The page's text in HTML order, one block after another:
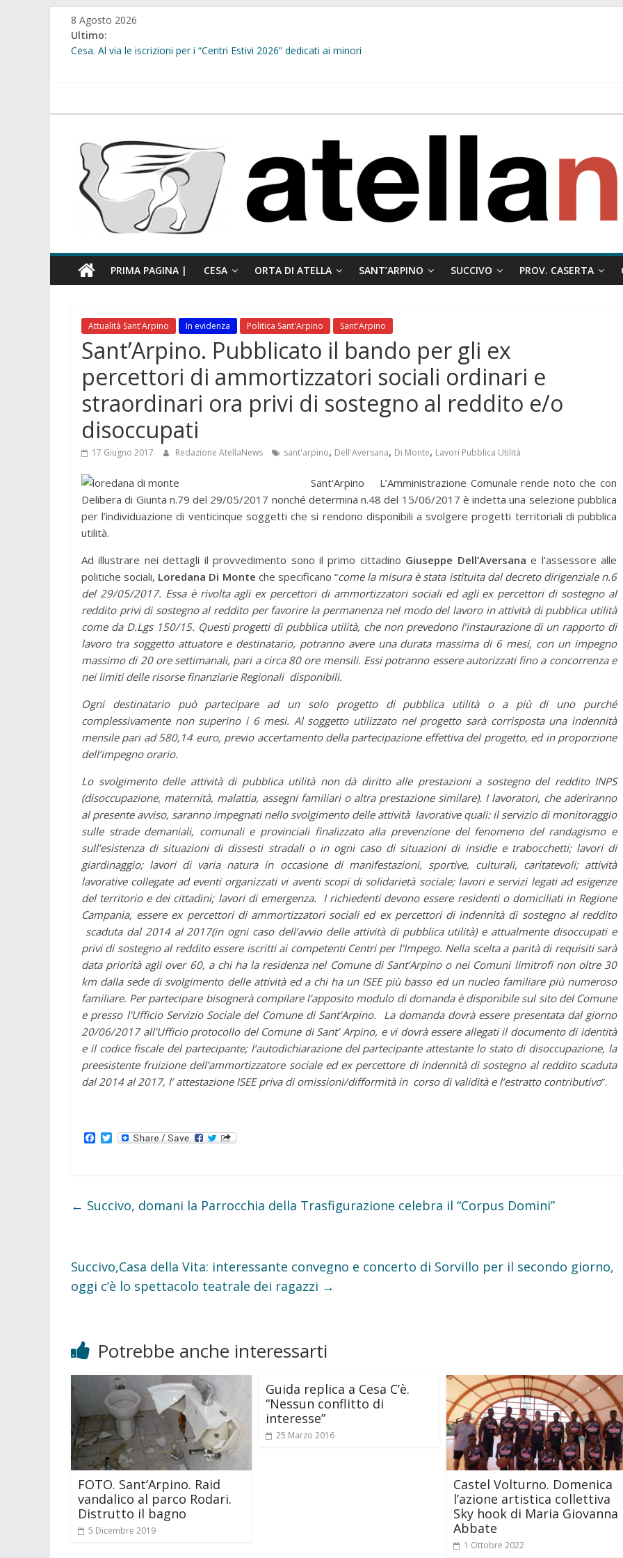
Salta
contenuto
8 Agosto 2026
Ultimo:
Cesa. Al via le iscrizioni per i “Centri Estivi 2026” dedicati ai minori
Sant’Arpino. Consiglio comunale del 29 luglio, il gruppo misto:”La verità dei fatti, le bugie hanno le gambe corte. Altro che
Sant’Arpino. Offese sessiste, la Maggioranza replica: “L’opposizione tocca il fondo: il gruppo misto si fa scudo dei
atellanews.it
PRIMA PAGINA | CESA ORTA DI ATELLA SANT’ARPINO SUCCIVO PROV. CASERTA
Attualità Sant'Arpino In evidenza Politica Sant'Arpino Sant'Arpino
Sant’Arpino. Pubblicato il bando per gli ex
percettori di ammortizzatori sociali ordinari e
straordinari ora privi di sostegno al reddito e/o
disoccupati
17 Giugno 2017 Redazione AtellaNews sant'arpino, Dell'Aversana, Di Monte, Lavori Pubblica Utilità
Sant'Arpino L’Amministrazione Comunale rende noto che con
Delibera di Giunta n.79 del 29/05/2017 nonché determina n.48 del 15/06/2017 è indetta una selezione pubblica
per l’individuazione di venticinque soggetti che si rendono disponibili a svolgere progetti territoriali di pubblica
utilità.
Ad illustrare nei dettagli il provvedimento sono il primo cittadino Giuseppe Dell’Aversana e l’assessore alle
politiche sociali, Loredana Di Monte che specificano “come la misura è stata istituita dal decreto dirigenziale n.6
del 29/05/2017. Essa è rivolta agli ex percettori di ammortizzatori sociali ed agli ex percettori di sostegno al
reddito privi di sostegno al reddito per favorire la permanenza nel modo del lavoro in attività di pubblica utilità
come da D.Lgs 150/15. Questi progetti di pubblica utilità, che non prevedono l’instaurazione di un rapporto di
lavoro tra soggetto attuatore e destinatario, potranno avere una durata massima di 6 mesi, con un impegno
massimo di 20 ore settimanali, pari a circa 80 ore mensili. Essi potranno essere autorizzati fino a concorrenza e
nei limiti delle risorse finanziarie Regionali disponibili.
Ogni destinatario può partecipare ad un solo progetto di pubblica utilità o a più di uno purché
complessivamente non superino i 6 mesi. Al soggetto utilizzato nel progetto sarà corrisposta una indennità
mensile pari ad 580,14 euro, previo accertamento della partecipazione effettiva del progetto, ed in proporzione
dell’impegno orario.
Lo svolgimento delle attività di pubblica utilità non dà diritto alle prestazioni a sostegno del reddito INPS
(disoccupazione, maternità, malattia, assegni familiari o altra prestazione similare). I lavoratori, che aderiranno
al presente avviso, saranno impegnati nello svolgimento delle attività lavorative quali: il servizio di monitoraggio
sulle strade demaniali, comunali e provinciali finalizzato alla prevenzione del fenomeno del randagismo e
sull’esistenza di situazioni di dissesti stradali o in ogni caso di situazioni di insidie e trabocchetti; lavori di
giardinaggio; lavori di varia natura in occasione di manifestazioni, sportive, culturali, caritatevoli; attività
lavorative collegate ad eventi organizzati vi aventi scopi di solidarietà sociale; lavori e servizi legati ad esigenze
del territorio e dei cittadini; lavori di emergenza. I richiedenti devono essere residenti o domiciliati in Regione
Campania, essere ex percettori di ammortizzatori sociali ed ex percettori di indennità di sostegno al reddito
scaduta dal 2014 al 2017(in ogni caso dell’avvio delle attività di pubblica utilità) e attualmente disoccupati e
privi di sostegno al reddito essere iscritti ai competenti Centri per l’Impego. Nella scelta a parità di requisiti sarà
data priorità agli over 60, a chi ha la residenza nel Comune di Sant’Arpino o nei Comuni limitrofi non oltre 30
km dalla sede di svolgimento delle attività ed a chi ha un ISEE più basso ed un nucleo familiare più numeroso
familiare. Per partecipare bisognerà compilare l’apposito modulo di domanda è disponibile sul sito del Comune
e presso l’Ufficio Servizio Sociale del Comune di Sant’Arpino. La domanda dovrà essere presentata dal giorno
20/06/2017 all’Ufficio protocollo del Comune di Sant’ Arpino, e vi dovrà essere allegati il documento di identità
e il codice fiscale del partecipante; l’autodichiarazione del partecipante attestante lo stato di disoccupazione, la
preesistente fruizione dell’ammortizzatore sociale ed ex percettore di indennità di sostegno al reddito scaduta
dal 2014 al 2017, l’ attestazione ISEE priva di omissioni/difformità in corso di validità e l’estratto contributivo”.
o
T
r
← Succivo, domani la Parrocchia della Trasfigurazione celebra il “Corpus Domini”
Succivo,Casa della Vita: interessante convegno e concerto di Sorvillo per il secondo giorno,
oggi c’è lo spettacolo teatrale dei ragazzi →
Potrebbe anche interessarti
FOTO. Sant’Arpino. Raid
vandalico al parco Rodari.
Distrutto il bagno
5 Dicembre 2019
Guida replica a Cesa C’è.
“Nessun conflitto di
interesse”
25 Marzo 2016
Castel Volturno. Domenica
l’azione artistica collettiva
Sky hook di Maria Giovanna
Abbate
1 Ottobre 2022